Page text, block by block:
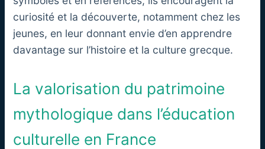
curiosité et la découverte, notamment chez les
jeunes, en leur donnant envie d’en apprendre
davantage sur l’histoire et la culture grecque.
La valorisation du patrimoine
mythologique dans l’éducation
culturelle en France